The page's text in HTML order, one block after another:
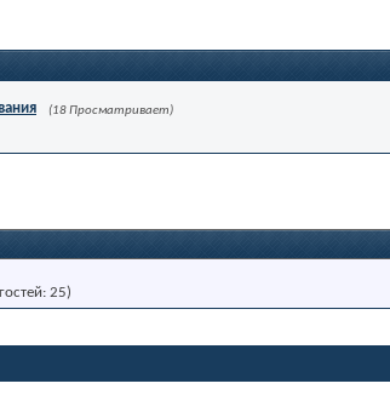
(18 Просматривает)
25)